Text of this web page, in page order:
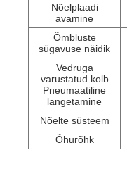
Nõelplaadi
avamine
Õmbluste
sügavuse näidik
Vedruga
varustatud kolb
Pneumaatiline
langetamine
Nõelte süsteem
Õhurõhk